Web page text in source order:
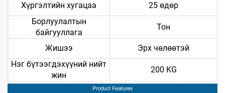
Хүргэлтийн хугацаа
25 өдөр
Борлуулалтын
байгууллага
Тон
Жишээ
Эрх чөлөөтэй
Нэг бүтээгдэхүүний нийт
жин
200 KG